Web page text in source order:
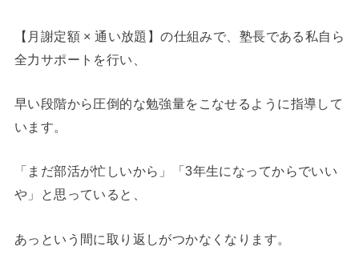
【月謝定額 × 通い放題】の仕組みで、塾長である私自ら
全力サポートを行い、
早い段階から圧倒的な勉強量をこなせるように指導して
います。
「まだ部活が忙しいから」「3年生になってからでいい
や」と思っていると、
あっという間に取り返しがつかなくなります。